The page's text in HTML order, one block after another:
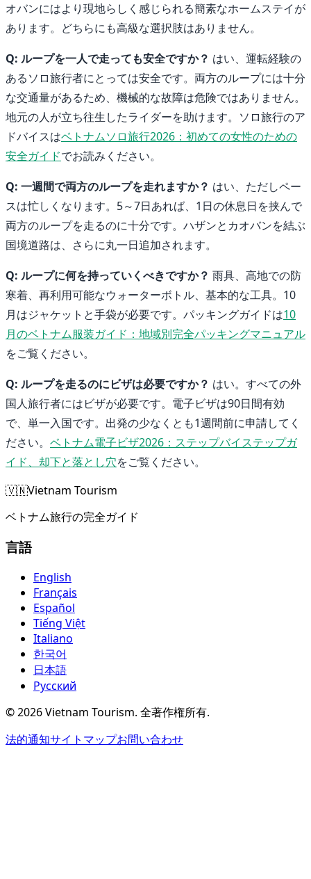
オバンにはより現地らしく感じられる簡素なホームステイが
あります。どちらにも高級な選択肢はありません。
Q: ループを一人で走っても安全ですか？ はい、運転経験の
あるソロ旅行者にとっては安全です。両方のループには十分
な交通量があるため、機械的な故障は危険ではありません。
地元の人が立ち往生したライダーを助けます。ソロ旅行のア
ドバイスはベトナムソロ旅行2026：初めての女性のための
安全ガイドでお読みください。
Q: 一週間で両方のループを走れますか？ はい、ただしペー
スは忙しくなります。5～7日あれば、1日の休息日を挟んで
両方のループを走るのに十分です。ハザンとカオバンを結ぶ
国境道路は、さらに丸一日追加されます。
Q: ループに何を持っていくべきですか？ 雨具、高地での防
寒着、再利用可能なウォーターボトル、基本的な工具。10
月はジャケットと手袋が必要です。パッキングガイドは10
月のベトナム服装ガイド：地域別完全パッキングマニュアル
をご覧ください。
Q: ループを走るのにビザは必要ですか？ はい。すべての外
国人旅行者にはビザが必要です。電子ビザは90日間有効
で、単一入国です。出発の少なくとも1週間前に申請してく
ださい。 ベトナム電子ビザ2026：ステップバイステップガ
イド、却下と落とし穴をご覧ください。
🇻🇳Vietnam Tourism
ベトナム旅行の完全ガイド
言語
English
Français
Español
Tiếng Việt
Italiano
한국어
日本語
Русский
©2026Vietnam Tourism. 全著作権所有.
法的通知サイトマップお問い合わせ